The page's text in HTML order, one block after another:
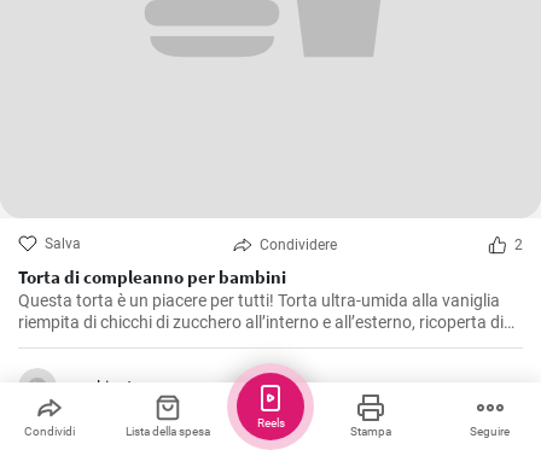
Salva Condividere 2
Torta di compleanno per bambini
Questa torta è un piacere per tutti! Torta ultra-umida alla vaniglia
riempita di chicchi di zucchero all’interno e all’esterno, ricoperta di
crema cremosa al burro di meringa italiana e condita con una
morbida ganache rosa.
cookinstar
Condividi Lista della spesa Stampa Seguire
Reels